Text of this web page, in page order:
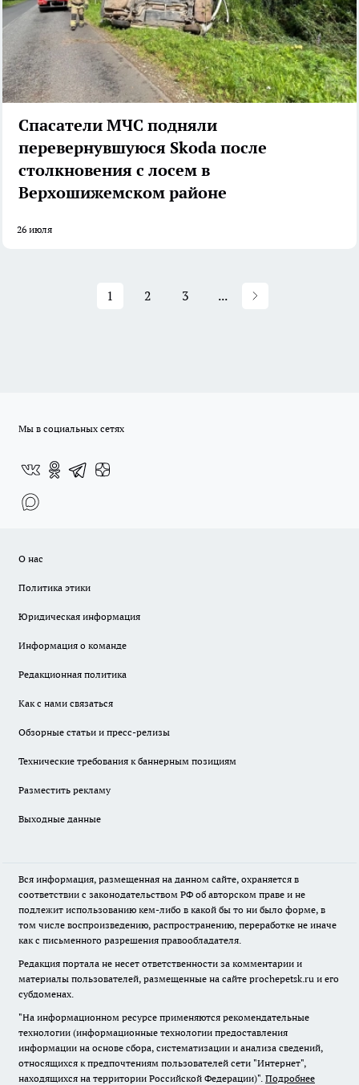
Спасатели МЧС подняли
перевернувшуюся Skoda после
столкновения с лосем в
Верхошижемском районе
26 июля
1 2 3 ...
Мы в социальных сетях
О нас
Политика этики
Юридическая информация
Информация о команде
Редакционная политика
Как с нами связаться
Обзорные статьи и пресс-релизы
Технические требования к баннерным позициям
Разместить рекламу
Выходные данные
Вся информация, размещенная на данном сайте, охраняется в
соответствии с законодательством РФ об авторском праве и не
подлежит использованию кем-либо в какой бы то ни было форме, в
том числе воспроизведению, распространению, переработке не иначе
как с письменного разрешения правообладателя.
Редакция портала не несет ответственности за комментарии и
материалы пользователей, размещенные на сайте prochepetsk.ru и его
субдоменах.
"На информационном ресурсе применяются рекомендательные
технологии (информационные технологии предоставления
информации на основе сбора, систематизации и анализа сведений,
относящихся к предпочтениям пользователей сети "Интернет",
находящихся на территории Российской Федерации)". Подробнее